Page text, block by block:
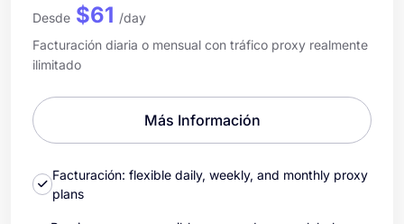
Desde $61 /day
Facturación diaria o mensual con tráfico proxy realmente
ilimitado
Más Información
Facturación: flexible daily, weekly, and monthly proxy
plans